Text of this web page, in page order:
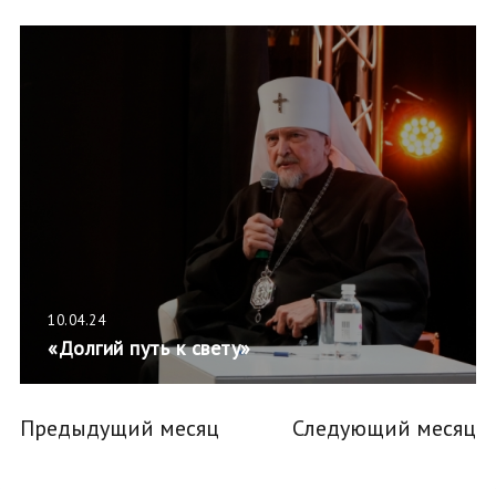
10.04.24
«Долгий путь к свету»
Предыдущий месяц Следующий месяц